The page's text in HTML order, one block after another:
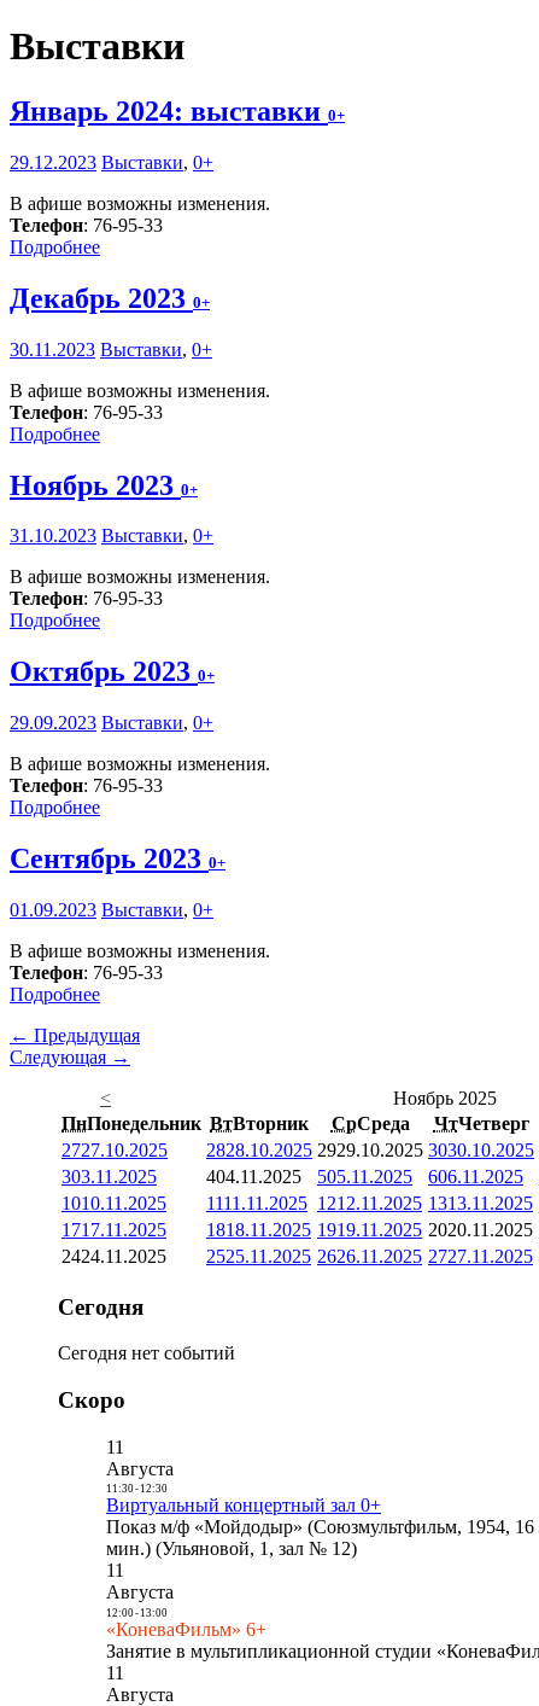
Выставки
Январь 2024: выставки 0+
29.12.2023 Выставки, 0+
В афише возможны изменения.
Телефон: 76-95-33
Подробнее
Декабрь 2023 0+
30.11.2023 Выставки, 0+
В афише возможны изменения.
Телефон: 76-95-33
Подробнее
Ноябрь 2023 0+
31.10.2023 Выставки, 0+
В афише возможны изменения.
Телефон: 76-95-33
Подробнее
Октябрь 2023 0+
29.09.2023 Выставки, 0+
В афише возможны изменения.
Телефон: 76-95-33
Подробнее
Сентябрь 2023 0+
01.09.2023 Выставки, 0+
В афише возможны изменения.
Телефон: 76-95-33
Подробнее
← Предыдущая
Следующая →
<
Ноябрь 2025
ПнПонедельник ВтВторник СрСреда ЧтЧетверг
2727.10.2025 2828.10.2025 2929.10.2025 3030.10.2025
303.11.2025 404.11.2025 505.11.2025 606.11.2025
1010.11.2025 1111.11.2025 1212.11.2025 1313.11.2025
1717.11.2025 1818.11.2025 1919.11.2025 2020.11.2025
2424.11.2025 2525.11.2025 2626.11.2025 2727.11.2025
Сегодня
Сегодня нет событий
Скоро
11
Августа
11:30- 12:30
Виртуальный концертный зал 0+
Показ м/ф «Мойдодыр» (Союзмультфильм, 1954,
мин.) (Ульяновой, 1, зал № 12)
11
Августа
12:00- 13:00
«КоневаФильм» 6+
Занятие в мультипликационной студии
11
Августа